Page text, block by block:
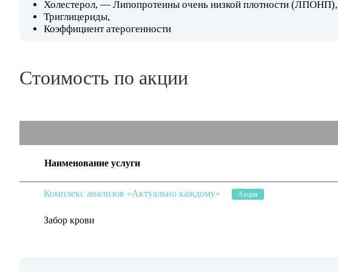
Холестерол, — Липопротеины очень низкой плотности (ЛПОНП),
Триглицериды,
Коэффициент атерогенности
Стоимость по акции
Наименование услуги
Комплекс анализов «Актуально каждому» Акция
Забор крови